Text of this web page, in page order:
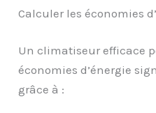
Calculer les économies
Un climatiseur efficace
économies d’énergie
grâce à :